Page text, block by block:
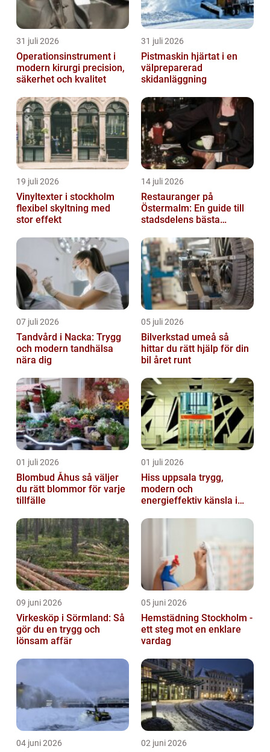
31 juli 2026
Operationsinstrument i
modern kirurgi precision,
säkerhet och kvalitet
31 juli 2026
Pistmaskin hjärtat i en
välpreparerad
skidanläggning
19 juli 2026
Vinyltexter i stockholm
flexibel skyltning med
stor effekt
14 juli 2026
Restauranger på
Östermalm: En guide till
stadsdelens bästa
07 juli 2026
Tandvård i Nacka: Trygg
och modern tandhälsa
nära dig
05 juli 2026
Bilverkstad umeå så
hittar du rätt hjälp för din
bil året runt
01 juli 2026
Blombud Åhus så väljer
du rätt blommor för varje
tillfälle
01 juli 2026
Hiss uppsala trygg,
modern och
energieffektiv känsla i
09 juni 2026
Virkesköp i Sörmland: Så
gör du en trygg och
lönsam affär
05 juni 2026
Hemstädning Stockholm -
ett steg mot en enklare
vardag
04 juni 2026 02 juni 2026